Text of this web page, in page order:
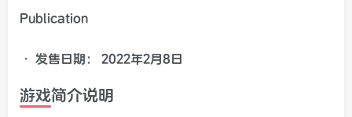
Publication
• 发售日期： 2022年2月8日
游戏简介说明